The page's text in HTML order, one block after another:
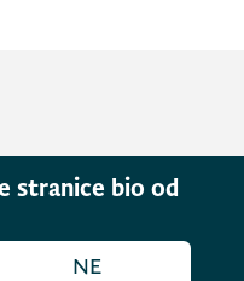
stranice bio od
NE